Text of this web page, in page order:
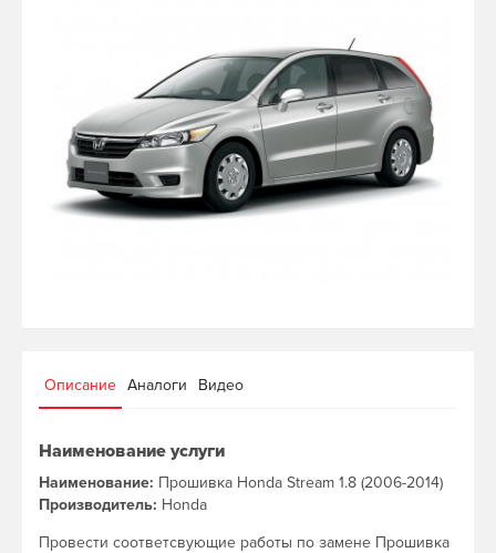
Описание Аналоги Видео
Наименование услуги
Наименование: Прошивка Honda Stream 1.8 (2006-2014)
Производитель: Honda
Провести соответсвующие работы по замене Прошивка